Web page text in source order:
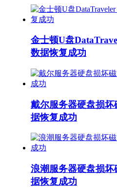
金士顿U盘
数据恢复成功
戴尔服务器硬盘损
据恢复成功
浪潮服务器硬盘损
据恢复成功